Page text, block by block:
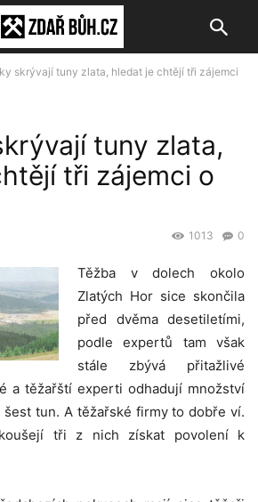
skrývají tuny zlata, hledat je chtějí tři zájemci
tuny zlata,
tři zájemci o
0
1013
Těžba v dolech okolo
Zlatých Hor sice skončila
před dvěma desetiletími,
podle expertů tam však
stále zbývá přitažlivé
a těžařští experti odhadují množství
šest tun. A těžařské firmy to dobře ví.
tři z nich získat povolení k